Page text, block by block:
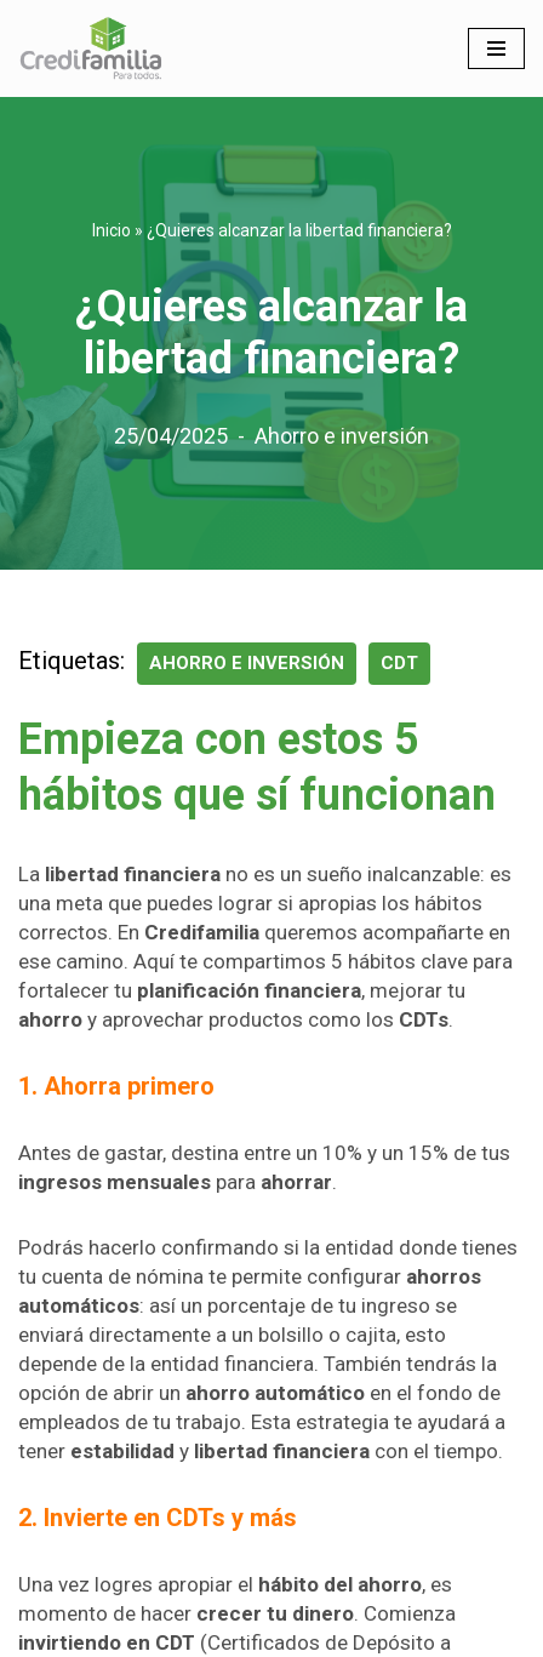
Saltar
al
Inicio » ¿Quieres alcanzar la libertad financiera?
¿Quieres alcanzar la
libertad financiera?
25/04/2025 Ahorro e inversión
Etiquetas: AHORRO E INVERSIÓN CDT
Empieza con estos 5
hábitos que sí funcionan
La libertad financiera no es un sueño inalcanzable: es
una meta que puedes lograr si apropias los hábitos
correctos. En Credifamilia queremos acompañarte en
ese camino. Aquí te compartimos 5 hábitos clave para
fortalecer tu planificación financiera, mejorar tu
ahorro y aprovechar productos como los CDTs.
1. Ahorra primero
Antes de gastar, destina entre un 10% y un 15% de tus
ingresos mensuales para ahorrar.
Podrás hacerlo confirmando si la entidad donde tienes
tu cuenta de nómina te permite configurar ahorros
automáticos: así un porcentaje de tu ingreso se
enviará directamente a un bolsillo o cajita, esto
depende de la entidad financiera. También tendrás la
opción de abrir un ahorro automático en el fondo de
empleados de tu trabajo. Esta estrategia te ayudará a
tener estabilidad y libertad financiera con el tiempo.
2. Invierte en CDTs y más
Una vez logres apropiar el hábito del ahorro, es
momento de hacer crecer tu dinero. Comienza
invirtiendo en CDT (Certificados de Depósito a